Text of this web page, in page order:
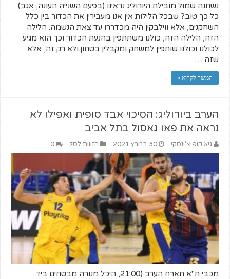
נשתנה שמול מובילת היורוליג נראינו (בפעם השנייה העונה, אגב)
כל כך טוב? שבכל הלילות אין אנו מעבירין את הכדור בין כלל
השחקנים, אלא ווילבקין היה מכדררו עד צאת הנשמה. הלילה
הזה, הלילה הזה, כולנו משתתפין בהנעת הכדור וכך הוא מגיע
לכולנו וכולנו שותפין למשחק ומקבלין בטחון.ולא רק זה, אלא
שזה …
המשך לקרוא »
הערב ביורוליג: הסיכוי אבד סופית ואפילו לא
נראה את פאו גאסול בתל אביב
גיא קופיצ'ינסקי 30 במרץ 2021 הזווית לסל 0
מכבי ת"א תארח הערב (21:00, היכל מנורה מבטחים ביד